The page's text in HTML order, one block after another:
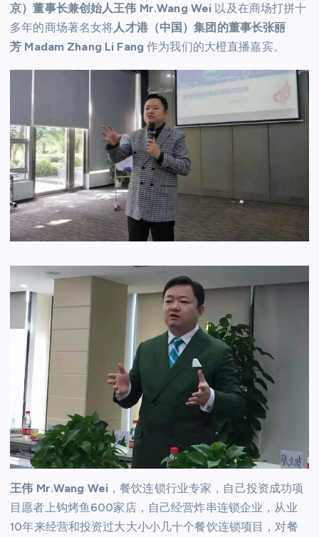
京）董事长兼创始人王伟 Mr.Wang Wei 以及在商场打拼十
多年的商场著名女将人才港（中国）集团的董事长张丽
芳 Madam Zhang Li Fang 作为我们的大橙直播嘉宾。
王伟 Mr.Wang Wei ，餐饮连锁行业专家，自己投资成功项
目愿者上钩烤鱼600家店，自己经营炸串连锁企业，从业
10年来经营和投资过大大小小几十个餐饮连锁项目，对餐